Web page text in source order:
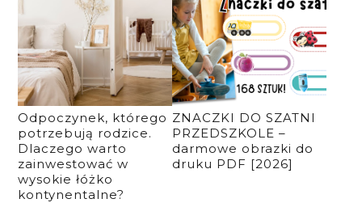
Odpoczynek, którego
potrzebują rodzice.
Dlaczego warto
zainwestować w
wysokie łóżko
kontynentalne?
ZNACZKI DO SZATNI
PRZEDSZKOLE –
darmowe obrazki do
druku PDF [2026]